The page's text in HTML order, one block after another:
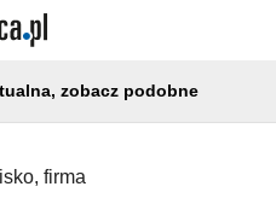
zobacz podobne